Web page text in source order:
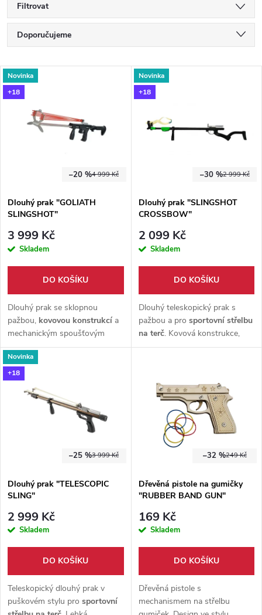
Filtrovat
Ř
a
z
p
r
o
d
u
k
t
Doporučujeme
Nejdražší
Abecedně
V
ý
s
p
r
d
u
k
Novinka
+18
4 999 Kč
–20 %
Dlouhý prak "GOLIATH
SLINGSHOT"
3 999 Kč
Skladem
DO KOŠÍKU
Dlouhý prak se sklopnou
pažbou, kovovou konstrukcí a
mechanickým spoušťovým
systémem. Vhodný pro
sportovní střelbu na terč
venkovní trénink přesnosti.
Novinka
+18
2 999 Kč
–30 %
Dlouhý prak "SLINGSHOT
CROSSBOW"
2 099 Kč
Skladem
DO KOŠÍKU
Dlouhý teleskopický prak s
pažbou a pro sportovní střelbu
na terč. Kovová konstrukce,
plastová rukojeť adélka
Novinka
+18
3 999 Kč
–25 %
Dlouhý prak "TELESCOPIC
SLING"
2 999 Kč
Skladem
DO KOŠÍKU
Teleskopický dlouhý prak v
puškovém stylu pro sportovní
249 Kč
–32 %
Dřevěná pistole na gumičky
"RUBBER BAND GUN"
169 Kč
Skladem
DO KOŠÍKU
Dřevěná pistole s
mechanismem na střelbu